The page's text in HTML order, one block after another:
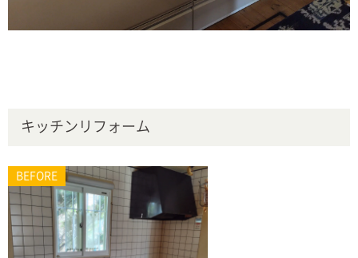
キッチンリフォーム
BEFORE